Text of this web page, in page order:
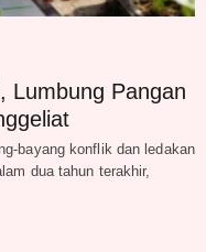
Lumbung Pangan
bayang konflik dan ledakan
dua tahun terakhir,